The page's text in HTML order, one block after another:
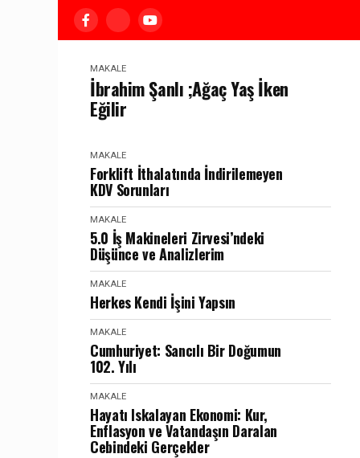
MAKALE
İbrahim Şanlı ;Ağaç Yaş İken
Eğilir
MAKALE
Forklift İthalatında İndirilemeyen
KDV Sorunları
MAKALE
5.0 İş Makineleri Zirvesi’ndeki
Düşünce ve Analizlerim
MAKALE
Herkes Kendi İşini Yapsın
MAKALE
Cumhuriyet: Sancılı Bir Doğumun
102. Yılı
MAKALE
Hayatı Iskalayan Ekonomi: Kur,
Enflasyon ve Vatandaşın Daralan
Cebindeki Gerçekler